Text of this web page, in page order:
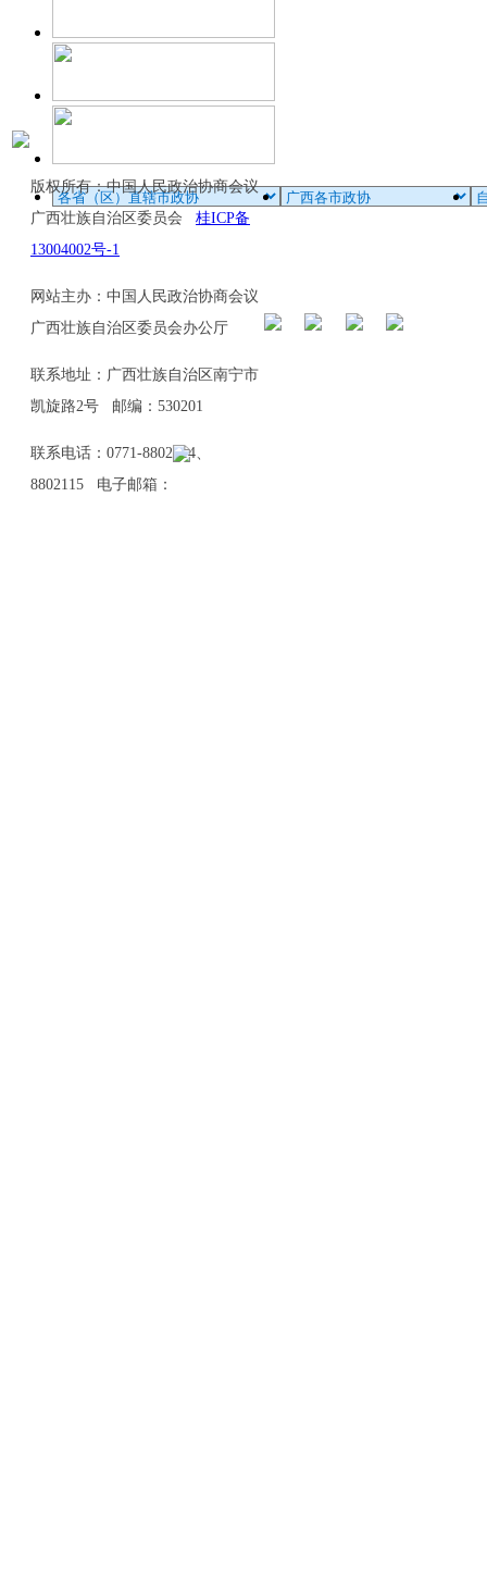
版权所有：中国人民政治协商会议
广西壮族自治区委员会 桂ICP备
13004002号-1
网站主办：中国人民政治协商会议
广西壮族自治区委员会办公厅
联系地址：广西壮族自治区南宁市
凯旋路2号 邮编：530201
联系电话：0771-8802114、
8802115 电子邮箱：